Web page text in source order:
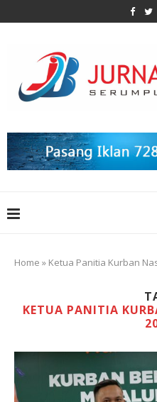
Home » Ketua Panitia Kurban
KETUA PANITIA